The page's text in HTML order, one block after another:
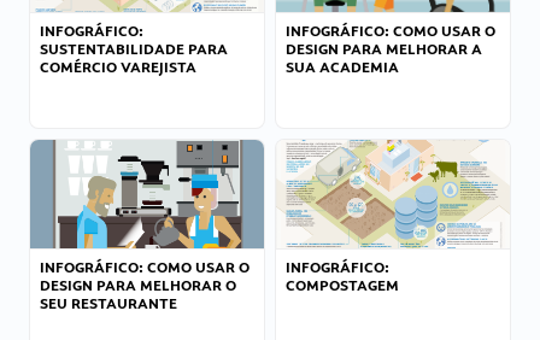
INFOGRÁFICO:
SUSTENTABILIDADE PARA
COMÉRCIO VAREJISTA
INFOGRÁFICO: COMO USAR O
DESIGN PARA MELHORAR A
SUA ACADEMIA
INFOGRÁFICO: COMO USAR O
DESIGN PARA MELHORAR O
SEU RESTAURANTE
INFOGRÁFICO:
COMPOSTAGEM